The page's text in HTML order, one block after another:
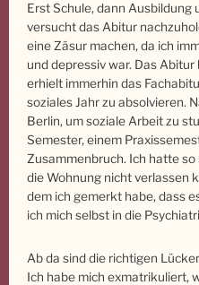
Erst Schule, dann Ausbildung
versucht das Abitur
eine Zäsur machen, da ich
und depressiv war. Das
erhielt immerhin das
soziales Jahr zu absolvieren.
Berlin, um soziale Arbeit zu
Semester, einem
Zusammenbruch. Ich hatte
die Wohnung nicht verlassen
dem ich gemerkt habe, dass
ich mich selbst in die
Ab da sind die richtigen
Ich habe mich exmatrikuliert,